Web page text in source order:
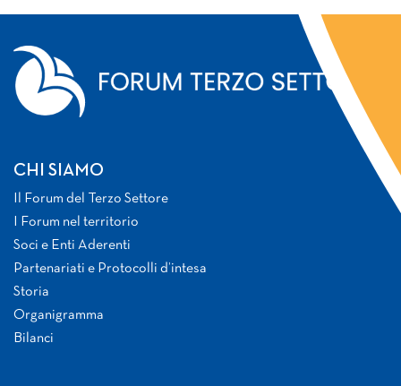
CHI SIAMO
Il Forum del Terzo Settore
I Forum nel territorio
Soci e Enti Aderenti
Partenariati e Protocolli d’intesa
Storia
Organigramma
Bilanci